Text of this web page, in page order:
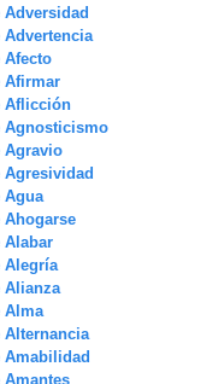
Adversidad
Advertencia
Afecto
Afirmar
Aflicción
Agnosticismo
Agravio
Agresividad
Agua
Ahogarse
Alabar
Alegría
Alianza
Alma
Alternancia
Amabilidad
Amantes